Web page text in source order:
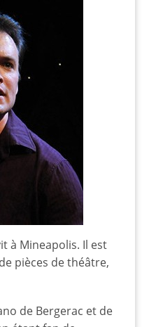
à Mineapolis. Il est
pièces de théâtre,
de Bergerac et de